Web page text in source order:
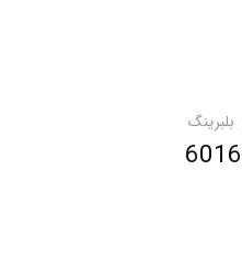
بلبرینگ